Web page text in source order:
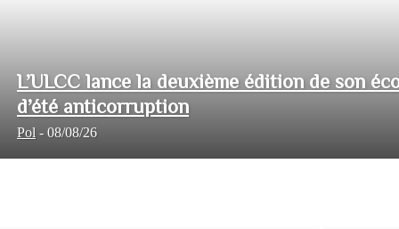
L’ULCC lance la deuxième édition de son
d’été anticorruption
Pol - 08/08/26